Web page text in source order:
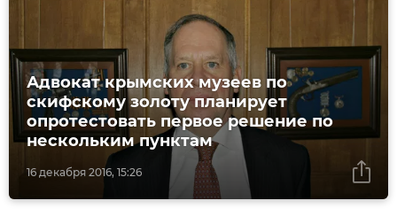
16 декабря 2016, 15:26
Адвокат крымских музеев по
скифскому золоту планирует
опротестовать первое решение по
нескольким пунктам